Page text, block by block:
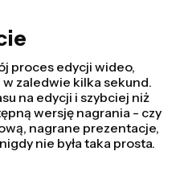
że wyglądają
naszej funkcji Resize
aby wziąć jeden film i
rozmiaru na każdej
YouTube, Instagram,
indziej.